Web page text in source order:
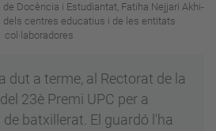
Docència i Estudiantat, Fatiha Nejjari Akhi-
dels centres educatius i de les entitats
col·laboradores
dut a terme, al Rectorat de la
23è Premi UPC per a
batxillerat. El guardó l'ha